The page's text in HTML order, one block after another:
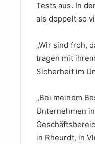
Tests aus. In
als doppelt so
„Wir sind froh,
tragen mit
Sicherheit im
„Bei meinem
Unternehmen
in Rheurdt, in